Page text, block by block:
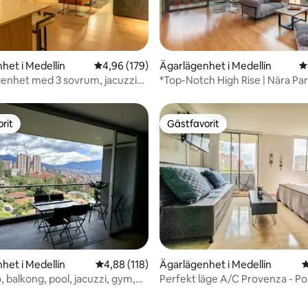
betyg, 181 omdömen
i Medellín 4,96 av 5 i genomsnittligt betyg, 179
4,96 (179)
med 3 sovrum, jacuzzi
Ägarlägenhet i Medellín
*Top-Notch High Rise | Nära
i Medellín 4,88 av 5 i genomsnittligt betyg, 118
4,88 (118)
balkong, pool, jacuzzi, gym,
Gästfavorit
Gästfavorit
Ägarlägenhet i Medellín
Perfekt läge A/C Provenza -